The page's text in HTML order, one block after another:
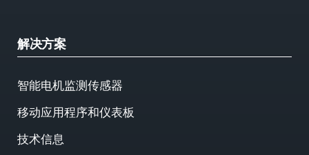
解决方案
智能电机监测传感器
移动应用程序和仪表板
技术信息